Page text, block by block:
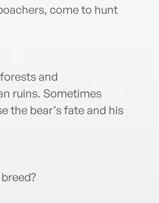
come to hunt
and
ruins. Sometimes
the bear’s fate and his